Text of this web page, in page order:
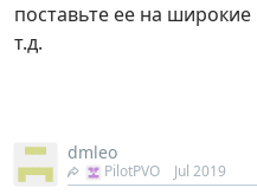
поставьте ее на широкие
т.д.
dmleo
PilotPVO Jul 2019